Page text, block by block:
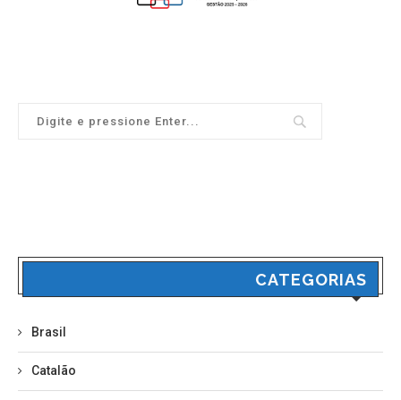
CATEGORIAS
Brasil
Catalão